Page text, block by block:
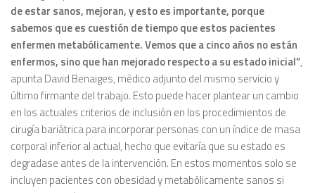
de estar sanos, mejoran, y esto es importante, porque
sabemos que es cuestión de tiempo que estos pacientes
enfermen metabólicamente. Vemos que a cinco años no están
enfermos, sino que han mejorado respecto a su estado inicial”,
apunta David Benaiges, médico adjunto del mismo servicio y
último firmante del trabajo. Esto puede hacer plantear un cambio
en los actuales criterios de inclusión en los procedimientos de
cirugía bariátrica para incorporar personas con un índice de masa
corporal inferior al actual, hecho que evitaría que su estado es
degradase antes de la intervención. En estos momentos solo se
incluyen pacientes con obesidad y metabólicamente sanos si